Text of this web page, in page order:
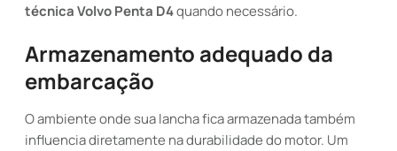
técnica Volvo Penta D4quando necessário.
Armazenamento adequado da
embarcação
O ambiente onde sua lancha fica armazenada também
influencia diretamente na durabilidade do motor. Um